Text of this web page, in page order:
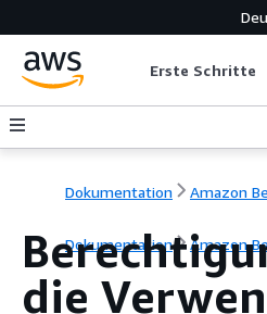
Erste Schritte
Dokumentation Amazon
Dokumentation Amazon
die